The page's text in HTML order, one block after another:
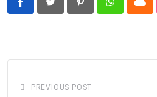
PinterestWhatsappCloud
PREVIOUS POST